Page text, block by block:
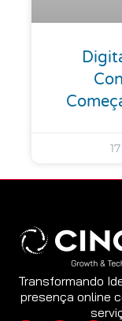
Transformando
presença online